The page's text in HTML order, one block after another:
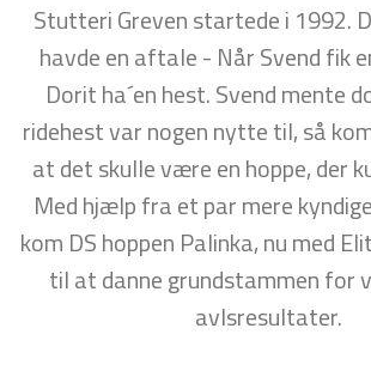
Stutteri Greven startede i 1992.
havde en aftale - Når Svend fik
Dorit ha´en hest. Svend mente
ridehest var nogen nytte til, så
at det skulle være en hoppe, der
Med hjælp fra et par mere
kom DS hoppen Palinka, nu med
til at danne grundstammen for
avlsresultater.